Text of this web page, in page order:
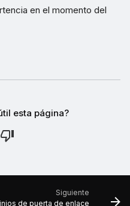
en el momento del
esta página?
Siguiente
de puerta de enlace